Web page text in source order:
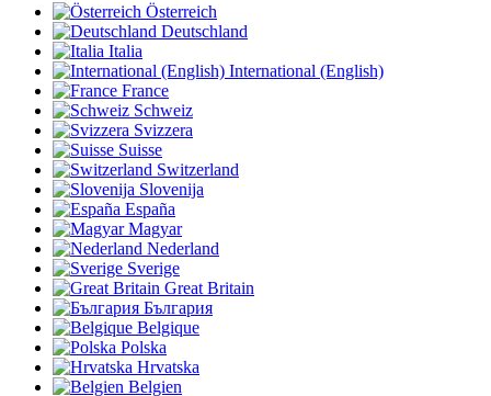
Österreich
Deutschland
Italia
International (English)
France
Schweiz
Svizzera
Suisse
Switzerland
Slovenija
España
Magyar
Nederland
Sverige
Great Britain
България
Belgique
Polska
Hrvatska
Belgien